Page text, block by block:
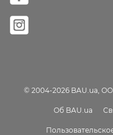
© 2004-2026 BAU.ua,
Об BAU.ua